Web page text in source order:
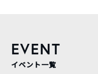
EVENT
イベント一覧